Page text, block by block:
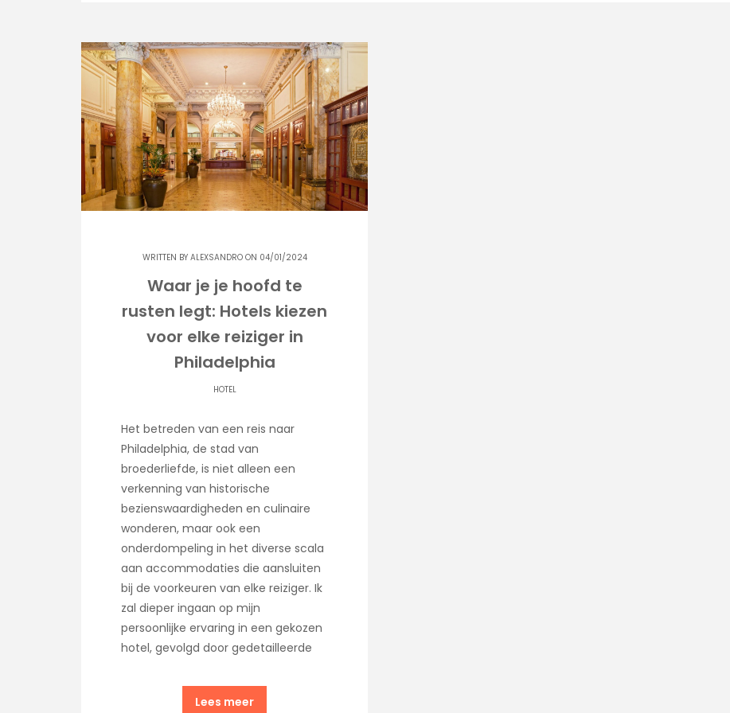
WRITTEN BY ALEXSANDROON 04/01/2024
Waar je je hoofd te
rusten legt: Hotels kiezen
voor elke reiziger in
Philadelphia
HOTEL
Het betreden van een reis naar
Philadelphia, de stad van
broederliefde, is niet alleen een
verkenning van historische
bezienswaardigheden en culinaire
wonderen, maar ook een
onderdompeling in het diverse scala
aan accommodaties die aansluiten
bij de voorkeuren van elke reiziger. Ik
zal dieper ingaan op mijn
persoonlijke ervaring in een gekozen
hotel, gevolgd door gedetailleerde
Lees meer